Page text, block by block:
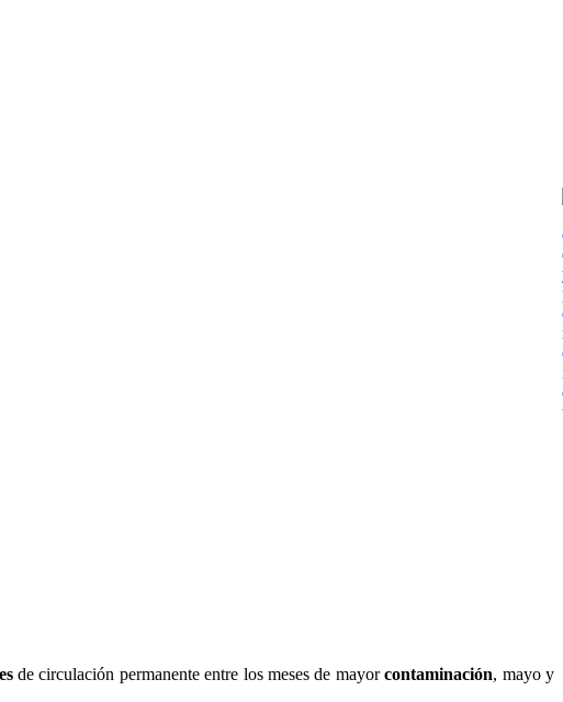
de circulación permanente entre los meses de mayorcontaminación, mayo y